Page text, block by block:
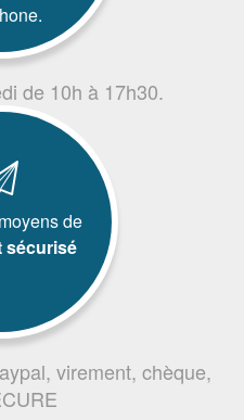
de 10h à 17h30.
de
sécurisé
virement, chèque,